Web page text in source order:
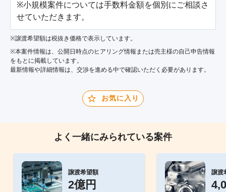
※小規模案件については手数料金額を個別にご相談さ
せていただきます。
※譲渡希望額は税抜き価格で表示しています。
※本案件情報は、公開日時点のヒアリング情報または売主様の自己申告情報
をもとに掲載しています。
最新情報や詳細情報は、交渉を進める中で確認いただく必要があります。
お気に入り
よく一緒にみられている案件
譲渡希望額
2億円
譲渡